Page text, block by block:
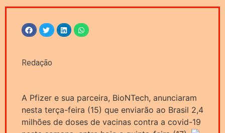
Redação
A Pfizer e sua parceira, BioNTech, anunciaram
nesta terça-feira (15) que enviarão ao Brasil 2,4
milhões de doses de vacinas contra a covid-19